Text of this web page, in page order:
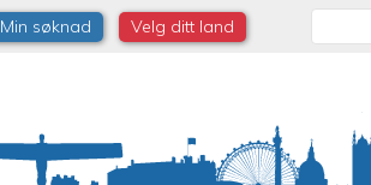
Min søknad Velg ditt land